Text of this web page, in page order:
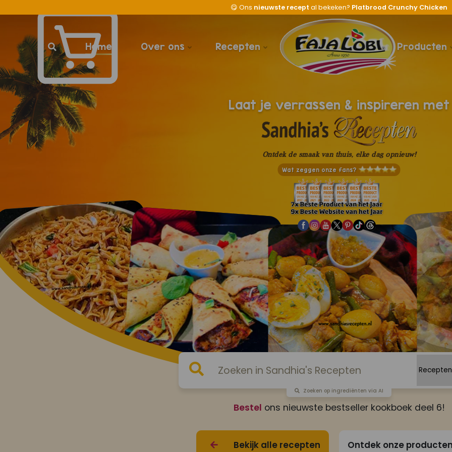
😋 Ons nieuwste recept al bekeken? Platbrood Crunchy Chicken
Home Over ons Recepten Producten
Laat je verrassen & inspireren met
Ontdek de smaak van thuis, elke dag opnieuw!
Wat zeggen onze fans?
Zoeken op ingrediënten via AI
Bestel ons nieuwste bestseller kookboek deel 6!
Bekijk alle recepten Ontdek onze